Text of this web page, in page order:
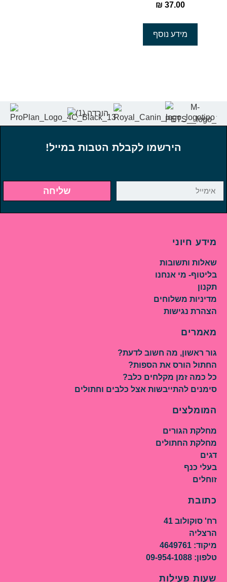
₪ 37.00
מידע נוסף
הירשמו לקבלת הטבות במייל!
שליחה
מידע חיוני
שאלות ותשובות
בליטוף- מי אנחנו
תקנון
מדיניות משלוחים
הצהרת נגישות
מאמרים
גור ראשון, מה חשוב לדעת?
החתול הורס את הספות?
כל כמה זמן מקלחים כלב?
סימנים להתייבשות אצל כלבים וחתולים
המומלצים
מחלקת הגורים
מחלקת החתולים
דגים
בעלי כנף
זוחלים
כתובת
רח' סוקולוב 41
הרצליה
מיקוד: 4649761
טלפון: 09-954-1088
שעות פעילות